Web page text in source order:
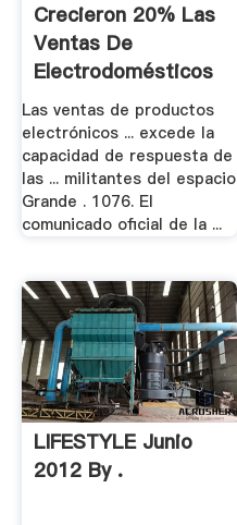
Crecieron 20% Las
Ventas De
Electrodomésticos
En .
Las ventas de productos
electrónicos ... excede la
capacidad de respuesta de
las ... militantes del espacio
Grande . 1076. El
comunicado oficial de la ...
LIFESTYLE Junio
2012 By .